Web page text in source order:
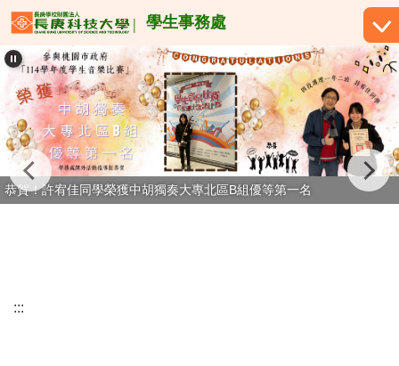
跳
到
主
要
內
容
區
學生事務處
恭賀！許宥佳同學榮獲中胡獨奏大專北區B組優等第一名
:::